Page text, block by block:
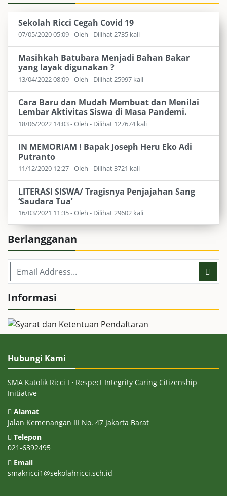
Sekolah Ricci Cegah Covid 19
07/05/2020 05:09 - Oleh - Dilihat 2735 kali
Masihkah Batubara Menjadi Bahan Bakar
yang layak digunakan ?
13/04/2022 08:09 - Oleh - Dilihat 25997 kali
Cara Baru dan Mudah Membuat dan Menilai
Lembar Aktivitas Siswa di Masa Pandemi.
18/06/2022 14:03 - Oleh - Dilihat 127674 kali
IN MEMORIAM ! Bapak Joseph Heru Eko Adi
Putranto
11/12/2020 12:27 - Oleh - Dilihat 3721 kali
LITERASI SISWA/ Tragisnya Penjajahan Sang
‘Saudara Tua’
16/03/2021 11:35 - Oleh - Dilihat 29602 kali
Berlangganan
Informasi
Hubungi Kami
SMA Katolik Ricci I ⋅ Respect Integrity Caring Citizenship
Initiative
Alamat
Jalan Kemenangan III No. 47 Jakarta Barat
Telepon
021-6392495
Email
smakricci1@sekolahricci.sch.id